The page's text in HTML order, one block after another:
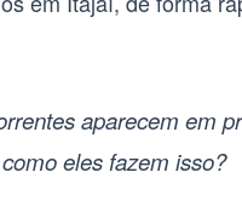
aparecem em
eles fazem isso?